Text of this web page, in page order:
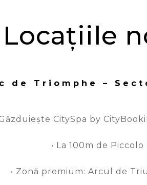
Locațiile
de Triomphe –
Găzduiește CitySpa by
• La 100m de
• Zonă premium: Arcul de